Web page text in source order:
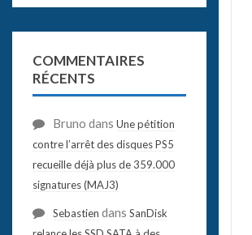
COMMENTAIRES
RÉCENTS
Bruno dans Une pétition
contre l’arrêt des disques PS5
recueille déjà plus de 359.000
signatures (MAJ3)
Sebastien dans SanDisk